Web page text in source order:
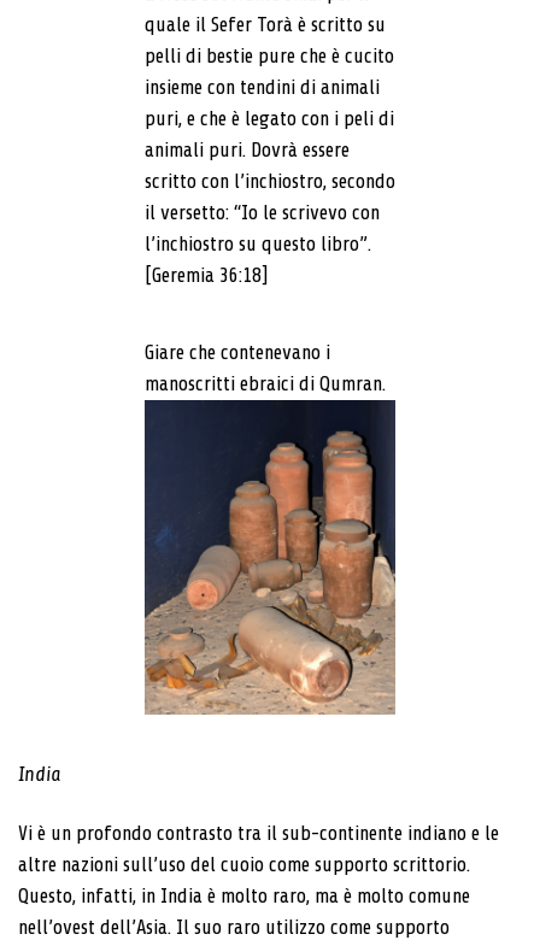
quale il Sefer Torà è scritto su
pelli di bestie pure che è cucito
insieme con tendini di animali
puri, e che è legato con i peli di
animali puri. Dovrà essere
scritto con l’inchiostro, secondo
il versetto: “Io le scrivevo con
l’inchiostro su questo libro”.
[Geremia 36:18]
Giare che contenevano i
manoscritti ebraici di Qumran.
India
Vi è un profondo contrasto tra il sub-continente indiano e le
altre nazioni sull’uso del cuoio come supporto scrittorio.
Questo, infatti, in India è molto raro, ma è molto comune
nell’ovest dell’Asia. Il suo raro utilizzo come supporto